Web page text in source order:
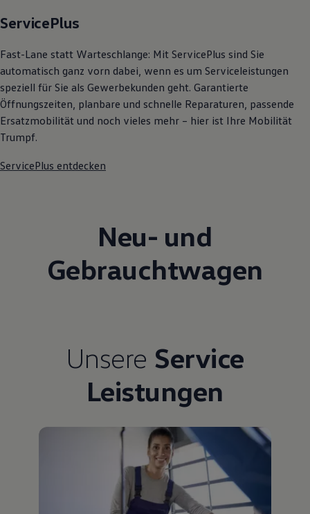
ServicePlus
Fast-Lane statt Warteschlange: Mit ServicePlus sind Sie
automatisch ganz vorn dabei, wenn es um Serviceleistungen
speziell für Sie als Gewerbekunden geht. Garantierte
Öffnungszeiten, planbare und schnelle Reparaturen, passende
Ersatzmobilität und noch vieles mehr – hier ist Ihre Mobilität
Trumpf.
ServicePlus entdecken
Neu- und
Gebrauchtwagen
Unsere Service
Leistungen